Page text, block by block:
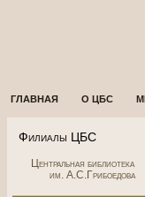
ГЛАВНАЯ О ЦБС
Филиалы ЦБС
Центральная библиотека
им. А.С.Грибоедова